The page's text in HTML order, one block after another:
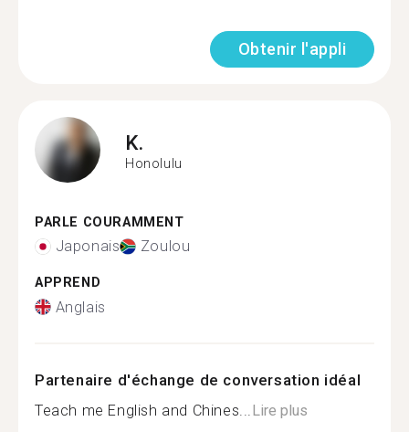
Obtenir l'appli
K.
Honolulu
PARLE COURAMMENT
Japonais Zoulou
APPREND
Anglais
Partenaire d'échange de conversation idéal
Teach me English and Chines... Lire plus